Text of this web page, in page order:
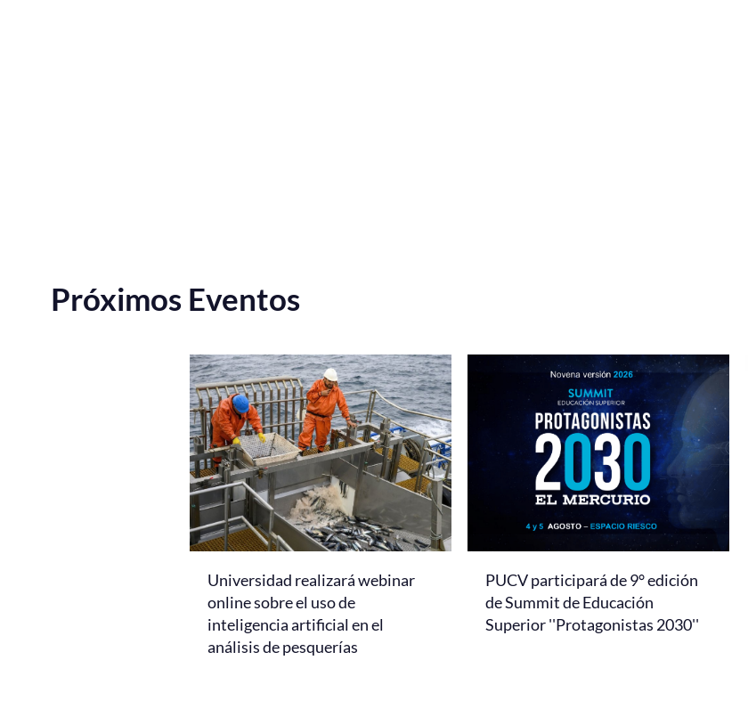
Próximos Eventos
Universidad realizará webinar
online sobre el uso de
inteligencia artificial en el
análisis de pesquerías
PUCV participará de 9° edición
de Summit de Educación
Superior ''Protagonistas 2030''